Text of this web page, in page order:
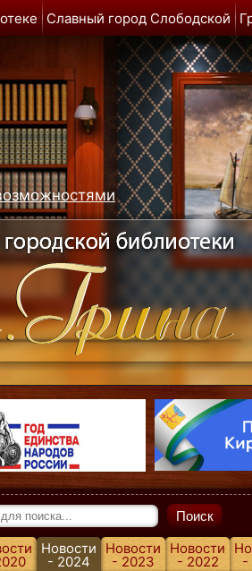
Славный город Слободской
Поиск
Новости
- 2024
Новости
- 2023
Новости
- 2022 -